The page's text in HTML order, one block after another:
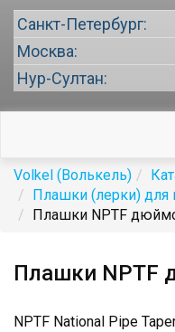
Санкт-Петербург:
Москва:
Нур-Султан:
Volkel (Волькель)
Плашки (лерки) для
Плашки NPTF
Плашки NPTF
NPTF National Pipe